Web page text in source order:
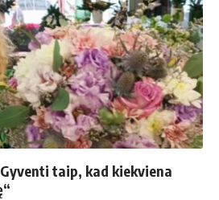
taip, kad kiekviena